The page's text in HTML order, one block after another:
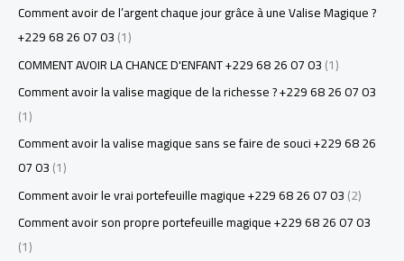
Comment avoir de l’argent chaque jour grâce à une Valise Magique ?
+229 68 26 07 03(1)
COMMENT AVOIR LA CHANCE D'ENFANT +229 68 26 07 03(1)
Comment avoir la valise magique de la richesse ? +229 68 26 07 03
(1)
Comment avoir la valise magique sans se faire de souci +229 68 26
07 03(1)
Comment avoir le vrai portefeuille magique +229 68 26 07 03(2)
Comment avoir son propre portefeuille magique +229 68 26 07 03
(1)